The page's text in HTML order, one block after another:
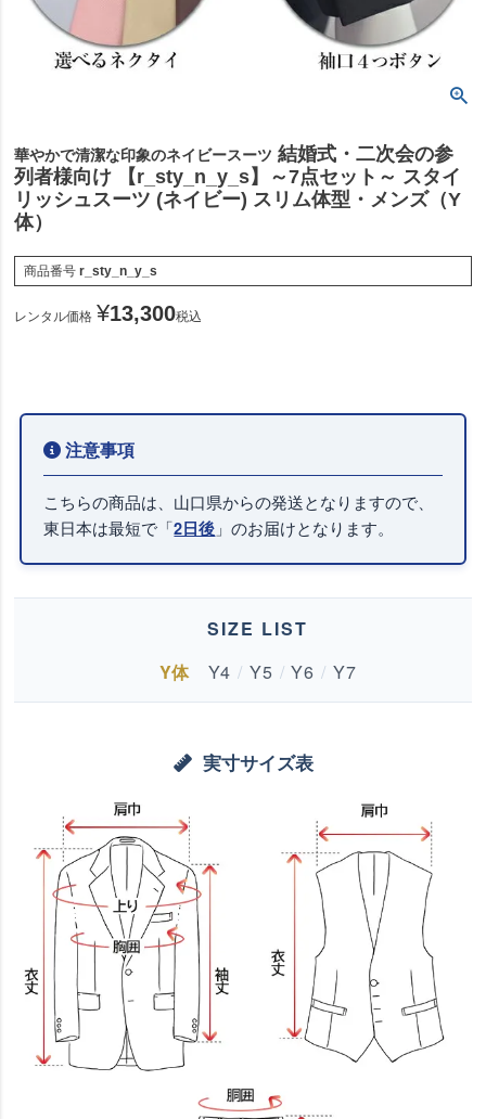
華やかで清潔な印象のネイビースーツ 結婚式・二次会の参
列者様向け 【r_sty_n_y_s】～7点セット～ スタイ
リッシュスーツ (ネイビー) スリム体型・メンズ（Y
体）
商品番号 r_sty_n_y_s
レンタル価格 ¥13,300税込
こちらの商品は、山口県からの発送となりますので、
東日本は最短で「2日後 」のお届けとなります。
SIZE LIST
Y体
Y4 / Y5 / Y6 / Y7
実寸サイズ表